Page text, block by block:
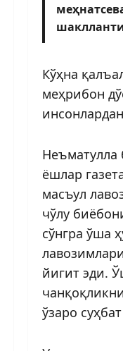
Кўҳна
меҳрибон
Неъматулла
ёшлар
масъул
чўлу
сўнгра ўша
йигит эди.
ўзаро